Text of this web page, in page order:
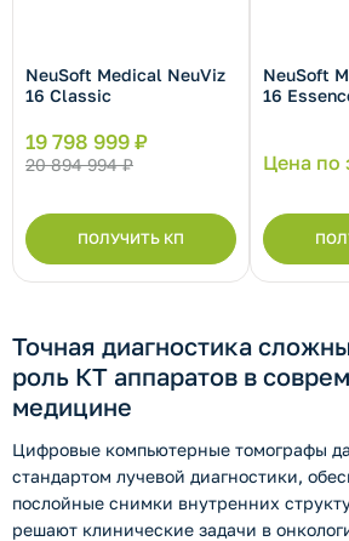
развернуть категорию
NeuSoft Medical NeuViz
16 Classic
19 798 999 ₽
20 894 994 ₽
ПОЛУЧИТЬ КП
NeuSoft
16
Цена по
Точная диагностика
роль КТ аппаратов в
медицине
Цифровые компьютерные томографы
стандартом лучевой диагностики,
послойные снимки внутренних
решают клинические задачи в